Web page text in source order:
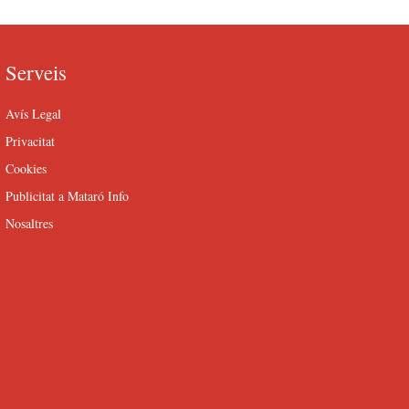
Serveis
Avís Legal
Privacitat
Cookies
Publicitat a Mataró Info
Nosaltres